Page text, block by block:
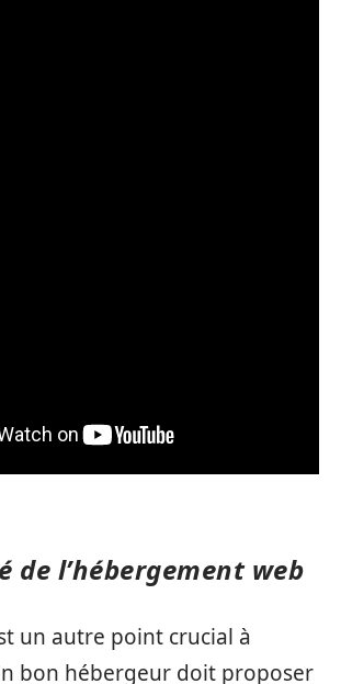
de l’hébergement web
un autre point crucial à
bon hébergeur doit proposer